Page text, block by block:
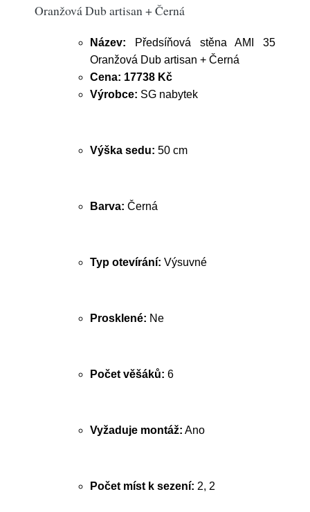
Oranžová Dub artisan + Černá
Název: Předsíňová stěna AMI 35
Oranžová Dub artisan + Černá
Cena: 17738 Kč
Výrobce: SG nabytek
Výška sedu: 50 cm
Barva: Černá
Typ otevírání: Výsuvné
Prosklené: Ne
Počet věšáků: 6
Vyžaduje montáž: Ano
Počet míst k sezení: 2, 2